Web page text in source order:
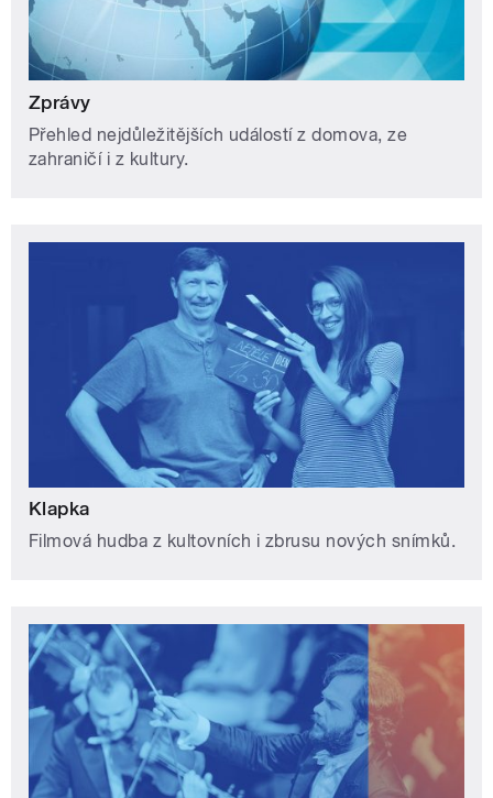
Zprávy
Přehled nejdůležitějších událostí z domova, ze
zahraničí i z kultury.
Klapka
Filmová hudba z kultovních i zbrusu nových snímků.